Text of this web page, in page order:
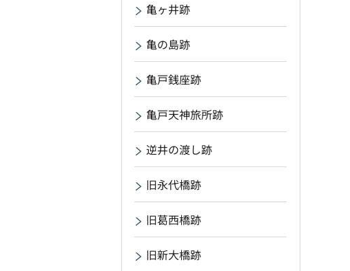
亀ヶ井跡
亀の島跡
亀戸銭座跡
亀戸天神旅所跡
逆井の渡し跡
旧永代橋跡
旧葛西橋跡
旧新大橋跡